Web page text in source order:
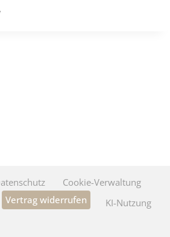
Cookie-Verwaltung
Vertrag widerrufen KI-Nutzung